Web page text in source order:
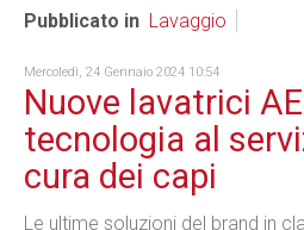
Pubblicato in Lavaggio
Mercoledì, 24 Gennaio 2024 10:54
Nuove lavatrici
tecnologia al
cura dei capi
Le ultime soluzioni del brand in